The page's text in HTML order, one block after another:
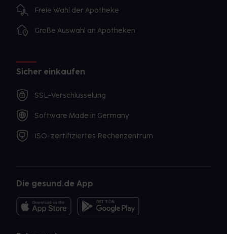
Freie Wahl der Apotheke
Große Auswahl an Apotheken
Sicher einkaufen
SSL-Verschlüsselung
Software Made in Germany
ISO-zertifiziertes Rechenzentrum
Die gesund.de App